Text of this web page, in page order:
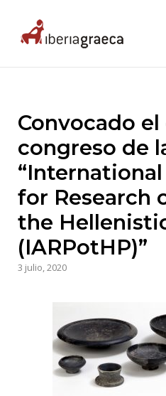
content
Home
Convocado
congreso de
for Research
the
(IARPotHP)”
3 julio, 2020